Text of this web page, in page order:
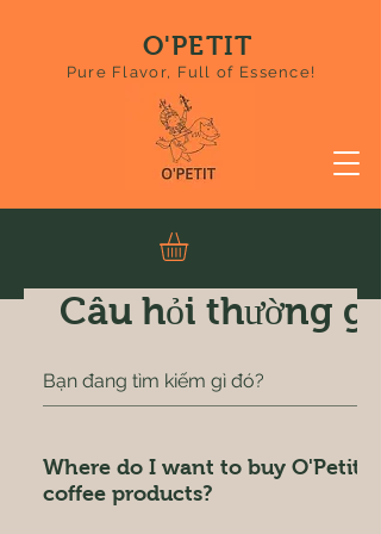
O'PETIT
Pure Flavor, Full of Essence!
Câu hỏi thường
Where do I want to buy O'Petit
coffee products?